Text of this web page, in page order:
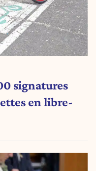
signatures
en libre-